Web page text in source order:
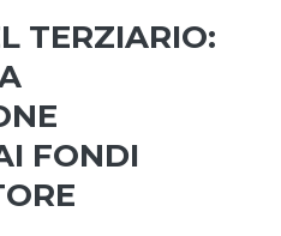
TERZIARIO:
FONDI